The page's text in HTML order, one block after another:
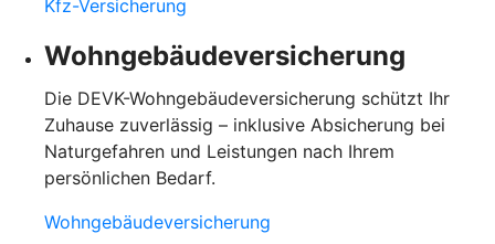
Kfz-Versicherung
Wohngebäudeversicherung
Die DEVK-Wohngebäudeversicherung schützt Ihr
Zuhause zuverlässig – inklusive Absicherung bei
Naturgefahren und Leistungen nach Ihrem
persönlichen Bedarf.
Wohngebäudeversicherung